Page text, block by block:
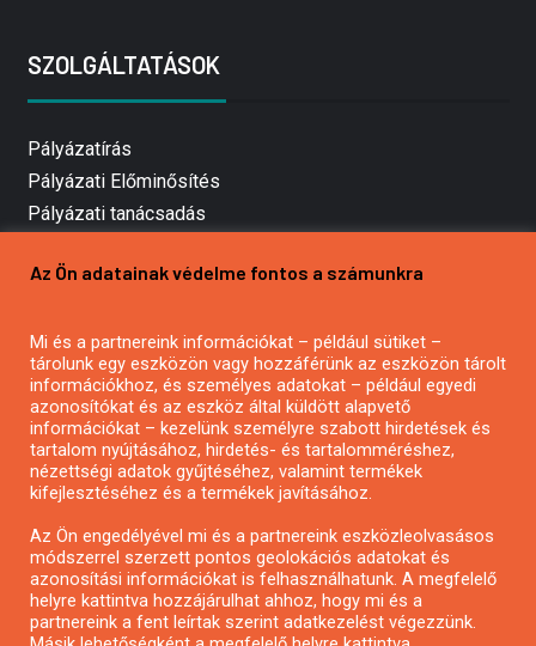
SZOLGÁLTATÁSOK
Pályázatírás
Pályázati Előminősítés
Pályázati tanácsadás
Mezőgazdasági pályázatírás
Pályázatírás civil szervezeteknek
Pályázatírás önkormányzatoknak
Pályázatfigyelés
Specifikus pályázatfigyelés vagy hírlevél
Pályázatok magánszemélyeknek
Pályázatok civil szervezeteknek
Az Ön adatainak védelme fontos a számunkra
Mi és a partnereink információkat – például sütiket –
tárolunk egy eszközön vagy hozzáférünk az eszközön tárolt
információkhoz, és személyes adatokat – például egyedi
azonosítókat és az eszköz által küldött alapvető
információkat – kezelünk személyre szabott hirdetések és
tartalom nyújtásához, hirdetés- és tartalomméréshez,
nézettségi adatok gyűjtéséhez, valamint termékek
kifejlesztéséhez és a termékek javításához.
Az Ön engedélyével mi és a partnereink eszközleolvasásos
módszerrel szerzett pontos geolokációs adatokat és
azonosítási információkat is felhasználhatunk. A megfelelő
helyre kattintva hozzájárulhat ahhoz, hogy mi és a
partnereink a fent leírtak szerint adatkezelést végezzünk.